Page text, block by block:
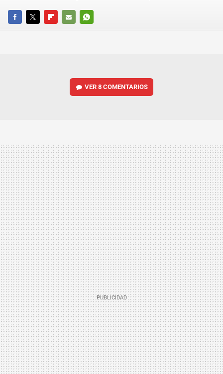
FACEBOOKTWITTERFLIPBOARD
E-
WHATSAPP
VER8 COMENTARIOS